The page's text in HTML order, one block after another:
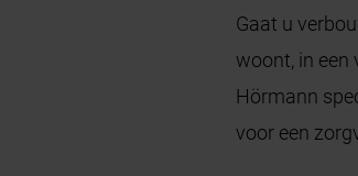
Gaat u
woont, in een
Hörmann
voor een